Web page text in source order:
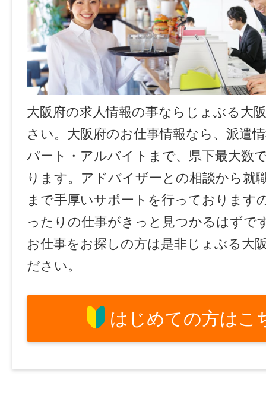
大阪府の求人情報の事ならじょぶる大
さい。大阪府のお仕事情報なら、派遣
パート・アルバイトまで、県下最大数
ります。アドバイザーとの相談から就
まで手厚いサポートを行っております
ったりの仕事がきっと見つかるはずで
お仕事をお探しの方は是非じょぶる大
ださい。
はじめての方はこ